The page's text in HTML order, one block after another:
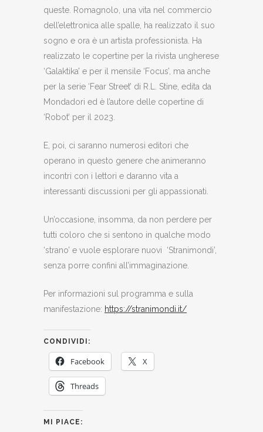
queste. Romagnolo, una vita nel commercio
dell’elettronica alle spalle, ha realizzato il suo
sogno e ora è un artista professionista. Ha
realizzato le copertine per la rivista ungherese
‘Galaktika’ e per il mensile ‘Focus’, ma anche
per la serie ‘Fear Street’ di R.L. Stine, edita da
Mondadori ed è l’autore delle copertine di
‘Robot’ per il 2023.
E, poi, ci saranno numerosi editori che
operano in questo genere che animeranno
incontri con i lettori e daranno vita a
interessanti discussioni per gli appassionati.
Un’occasione, insomma, da non perdere per
tutti coloro che si sentono in qualche modo
‘strano’ e vuole esplorare nuovi ‘Stranimondi’,
senza porre confini all’immaginazione.
Per informazioni sul programma e sulla
manifestazione: https://stranimondi.it/
CONDIVIDI:
Facebook X
Threads
MI PIACE: